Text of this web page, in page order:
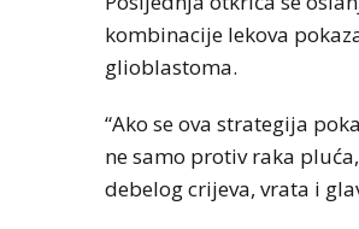
kombinacije lekova
glioblastoma.
“Ako se ova strategija
ne samo protiv raka
debelog crijeva, vrata i